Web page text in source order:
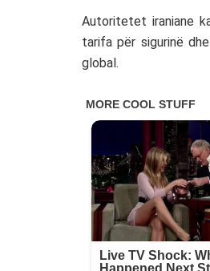
Autoritetet iraniane
tarifa për sigurinë
global.